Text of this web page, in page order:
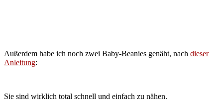
Außerdem habe ich noch zwei Baby-Beanies genäht, nach dieser
Anleitung:
Sie sind wirklich total schnell und einfach zu nähen.